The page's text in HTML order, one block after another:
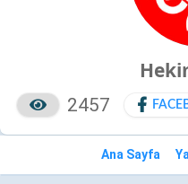
2457
Ana Sayfa